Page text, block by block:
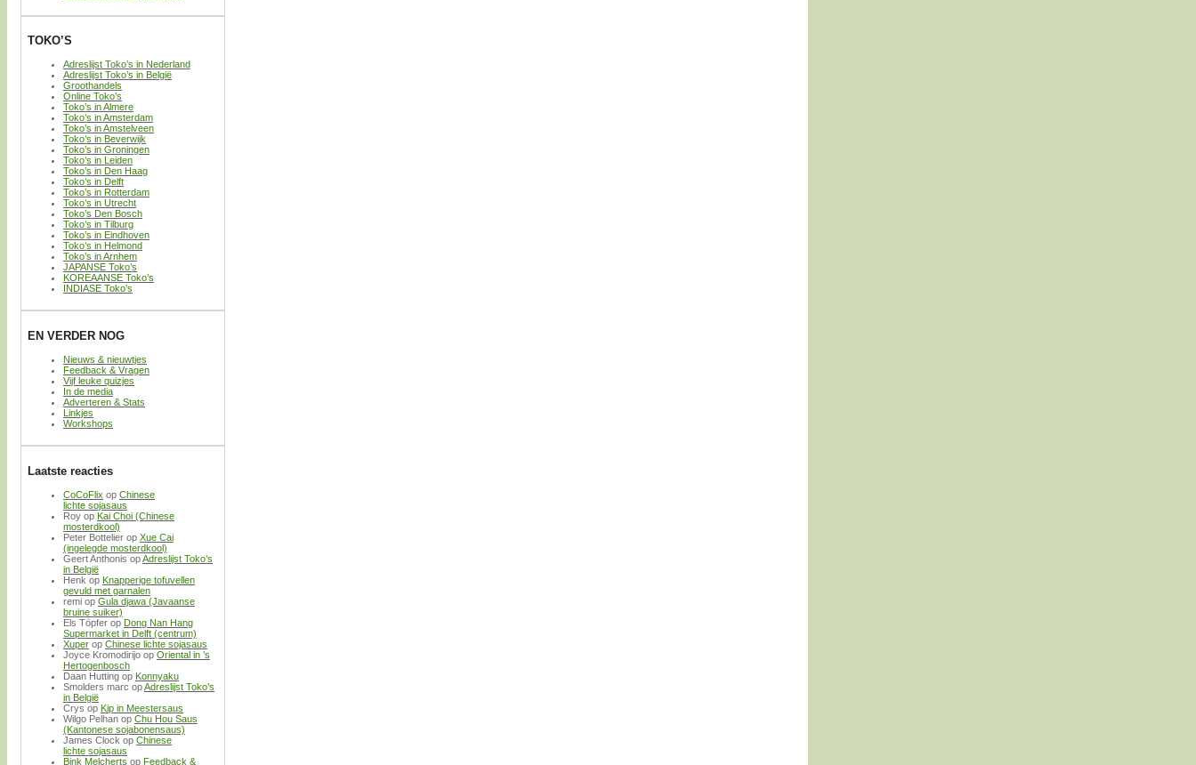
TOKO’S
Adreslijst Toko’s in Nederland
Adreslijst Toko’s in België
Groothandels
Online Toko’s
Toko’s in Almere
Toko’s in Amsterdam
Toko’s in Amstelveen
Toko’s in Beverwijk
Toko’s in Groningen
Toko’s in Leiden
Toko’s in Den Haag
Toko’s in Delft
Toko’s in Rotterdam
Toko’s in Utrecht
Toko’s Den Bosch
Toko’s in Tilburg
Toko’s in Eindhoven
Toko’s in Helmond
Toko’s in Arnhem
JAPANSE Toko’s
KOREAANSE Toko’s
INDIASE Toko’s
EN VERDER NOG
Nieuws & nieuwtjes
Feedback & Vragen
Vijf leuke quizjes
In de media
Adverteren & Stats
Linkjes
Workshops
Laatste reacties
CoCoFlix op Chinese
lichte sojasaus
Roy op Kai Choi (Chinese
mosterdkool)
Peter Bottelier op Xue Cai
(ingelegde mosterdkool)
Geert Anthonis opAdreslijst Toko’s
in België
Henk op Knapperige tofuvellen
gevuld met garnalen
remi op Gula djawa (Javaanse
bruine suiker)
Els Töpfer op Dong Nan Hang
Supermarket in Delft (centrum)
Xuper op Chinese lichte sojasaus
Joyce Kromodirijo op Oriental in ’s
Hertogenbosch
Daan Hutting op Konnyaku
Smolders marc opAdreslijst Toko’s
in België
Crys op Kip in Meestersaus
Wilgo Pelhan op Chu Hou Saus
(Kantonese sojabonensaus)
James Clock op Chinese
lichte sojasaus
Bink Melcherts op Feedback &